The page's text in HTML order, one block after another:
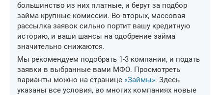
большинство из них платные, и берут за подбор
займа крупные комиссии. Во-вторых, массовая
рассылка заявок сильно портит вашу кредитную
историю, и ваши шансы на одобрение займа
значительно снижаются.
Мы рекомендуем подобрать 1-3 компании, и подать
заявки в выбранные вами МФО. Просмотреть
варианты можно на странице «Займы». Здесь
указаны все условия, во многих компаниях новые